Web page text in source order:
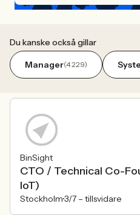
Du kanske också gillar
Manager(4 229)
BinSight
CTO / Technical Co-
IoT)
Stockholm3/7 – tillsvidare